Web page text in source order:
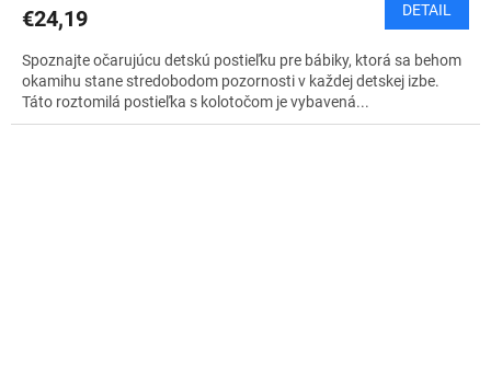
€24,19 DETAIL
Spoznajte očarujúcu detskú postieľku pre bábiky, ktorá sa behom
okamihu stane stredobodom pozornosti v každej detskej izbe.
Táto roztomilá postieľka s kolotočom je vybavená...